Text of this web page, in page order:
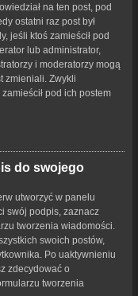
na ten post, pod
ostatni raz post był
jeśli ktoś zamieścił pod
lub administrator,
i moderatorzy mogą
zmieniali. Zwykli
pod ich postem
do swojego
utworzyć w panelu
swój podpis, zaznacz
tworzenia wiadomości.
swoich postów,
Po uaktywnieniu
zdecydować o
tworzenia